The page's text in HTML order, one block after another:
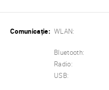
Comunicație: WLAN:
Bluetooth:
Radio:
USB: